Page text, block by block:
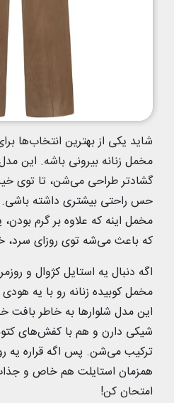
شاید یکی از بهترین انتخاب‌ها
مخمل زنانه بیرونی باشه. این
گشادتر طراحی می‌شن، تا توی
حس راحتی بیشتری داشته باشی.
مخمل اینه که علاوه بر گرم
که باعث می‌شه توی روزای
اگه دنبال یه استایل کژوال و
مخمل کوبیده زنانه رو با یه
این مدل شلوارها به خاطر بافت
شیکی دارن و هم با کفش‌های
ترکیب می‌شن. پس اگه قراره یه
همزمان استایلت هم خاص و
امتحان کن!